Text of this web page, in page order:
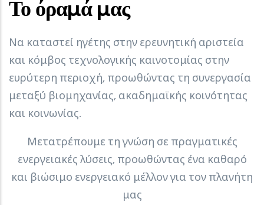
Το όραμά μας
Να καταστεί ηγέτης στην ερευνητική αριστεία
και κόμβος τεχνολογικής καινοτομίας στην
ευρύτερη περιοχή, προωθώντας τη συνεργασία
μεταξύ βιομηχανίας, ακαδημαϊκής κοινότητας
και κοινωνίας.
Μετατρέπουμε τη γνώση σε πραγματικές
ενεργειακές λύσεις, προωθώντας ένα καθαρό
και βιώσιμο ενεργειακό μέλλον για τον πλανήτη
μας